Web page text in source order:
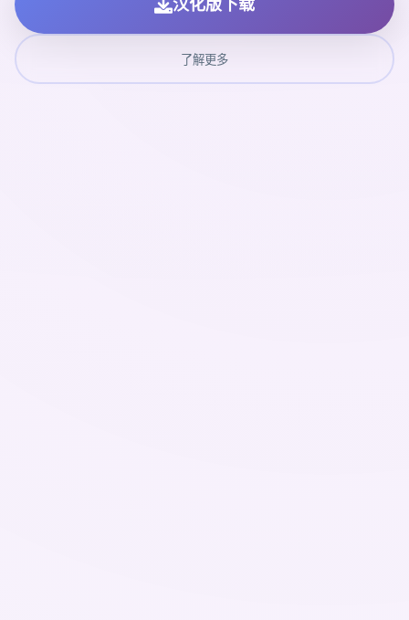
汉化版下载
了解更多